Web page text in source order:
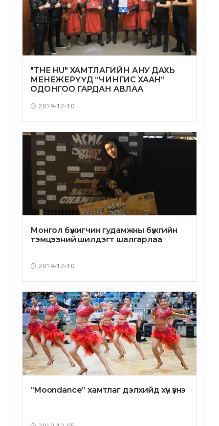
"THE HU" ХАМТЛАГИЙН АНУ ДАХЬ
МЕНЕЖЕРҮҮД “ЧИНГИС ХААН”
ОДОНГОО ГАРДАН АВЛАА
2019-12-10
Монгол бүжигчин гудамжны бүжгийн
тэмцээний шилдэгт шалгарлаа
2019-12-10
“Moondance” хамтлаг дэлхийд хүч үзнэ